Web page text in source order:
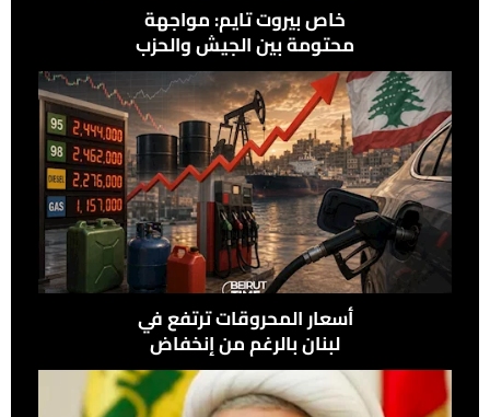
خاص بيروت تايم: مواجهة
محتومة بين الجيش والحزب
في علي الطاهر
أسعار المحروقات ترتفع في
لبنان بالرغم من إنخفاض
النفط عالميًًا